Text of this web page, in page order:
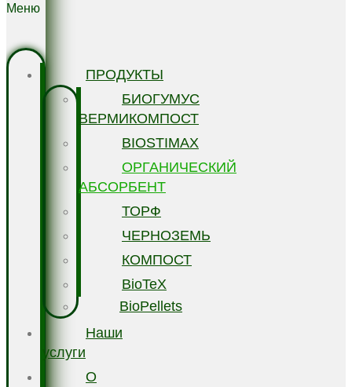
Меню
ПРОДУКТЫ
БИОГУМУС
ВЕРМИКОМПОСТ
BIOSTIMAX
ОРГАНИЧЕСКИЙ
АБСОРБЕНТ
ТОРФ
ЧЕРНОЗЕМЬ
КОМПОСТ
BioTeX
BioPellets
Наши
услуги
О